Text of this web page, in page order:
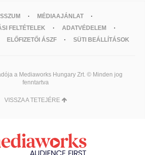
MÉDIAAJÁNLAT
FELTÉTELEK
ADATVÉDELEM
ELŐFIZETŐI ÁSZF SÜTI BEÁLLÍTÁSOK
a Mediaworks Hungary Zrt. © Minden jog
fenntartva
VISSZA A TETEJÉRE